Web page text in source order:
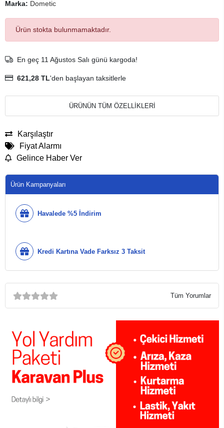
Marka: Dometic
Ürün stokta bulunmamaktadır.
En geç 11 Ağustos Salı günü kargoda!
621,28 TL'den başlayan taksitlerle
ÜRÜNÜN TÜM ÖZELLİKLERİ
Karşılaştır
Fiyat Alarmı
Gelince Haber Ver
Ürün Kampanyaları
Havalede %5 İndirim
Kredi Kartına Vade Farksız 3 Taksit
Tüm Yorumlar